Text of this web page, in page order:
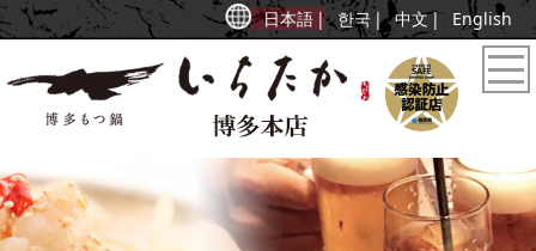
日本語 한국 中文 English